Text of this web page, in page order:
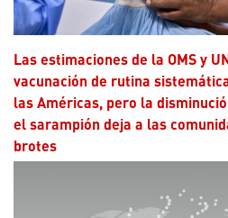
Las estimaciones de la OMS y UNICEF muestran que la
vacunación de rutina
las Américas, pero la
el sarampión deja a las
brotes